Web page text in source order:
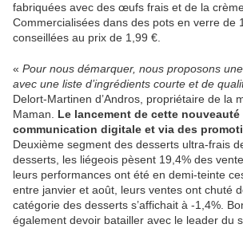
fabriquées avec des œufs frais et de la
Commercialisées dans des pots en verre de
conseillées au prix de 1,99 €.
« Pour nous démarquer, nous proposons
avec une liste d’ingrédients courte et de
Delort-Martinen d’Andros, propriétaire de la
Maman. Le lancement de cette
communication digitale et via des
Deuxième segment des desserts ultra-frais
desserts, les liégeois pèsent 19,4% des
leurs performances ont été en demi-teinte
entre janvier et août, leurs ventes ont chuté
catégorie des desserts s’affichait à -1,4%.
également devoir batailler avec le leader du